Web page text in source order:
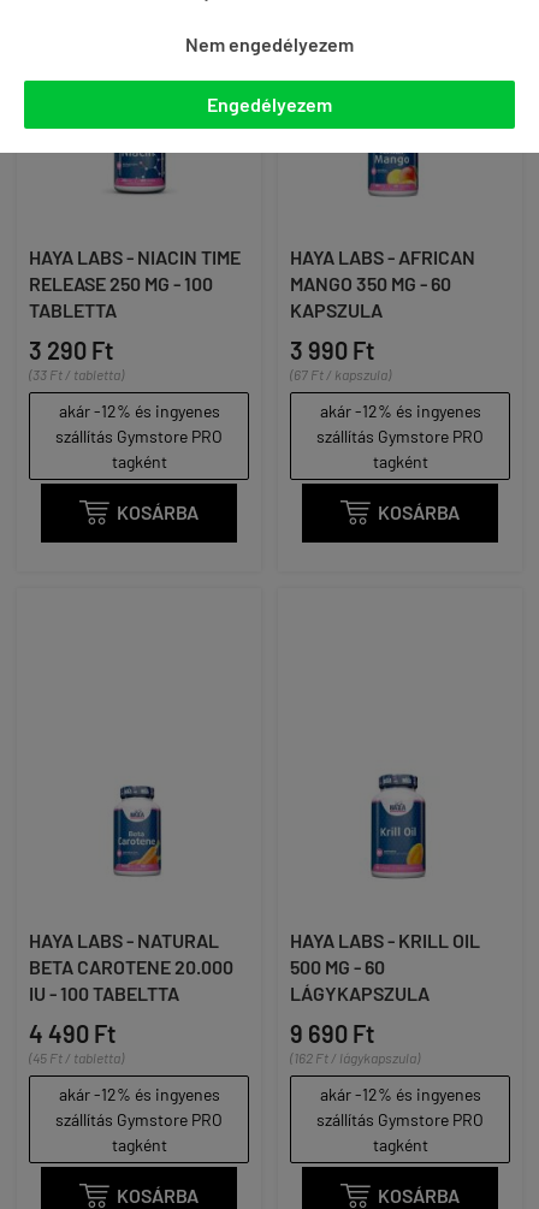
Nem engedélyezem
Engedélyezem
HAYA LABS - NIACIN TIME
RELEASE 250 MG - 100
TABLETTA
3 290 Ft
(33 Ft / tabletta)
akár -12% és ingyenes
szállítás Gymstore PRO
tagként
 KOSÁRBA
HAYA LABS - AFRICAN
MANGO 350 MG - 60
KAPSZULA
3 990 Ft
(67 Ft / kapszula)
akár -12% és ingyenes
szállítás Gymstore PRO
tagként
 KOSÁRBA
HAYA LABS - NATURAL
BETA CAROTENE 20.000
IU - 100 TABELTTA
4 490 Ft
(45 Ft / tabletta)
akár -12% és ingyenes
szállítás Gymstore PRO
tagként
 KOSÁRBA
HAYA LABS - KRILL OIL
500 MG - 60
LÁGYKAPSZULA
9 690 Ft
(162 Ft / lágykapszula)
akár -12% és ingyenes
szállítás Gymstore PRO
tagként
 KOSÁRBA